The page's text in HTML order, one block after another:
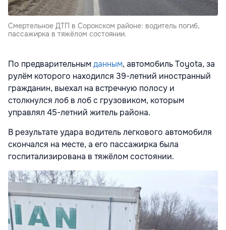
Смертельное ДТП в Сорокском районе: водитель погиб,
пассажирка в тяжёлом состоянии.
По предварительнымданным, автомобиль Toyota, за
рулём которого находился 39-летний иностранный
гражданин, выехал на встречную полосу и
столкнулся лоб в лоб с грузовиком, которым
управлял 45-летний житель района.
В результате удара водитель легкового автомобиля
скончался на месте, а его пассажирка была
госпитализирована в тяжёлом состоянии.